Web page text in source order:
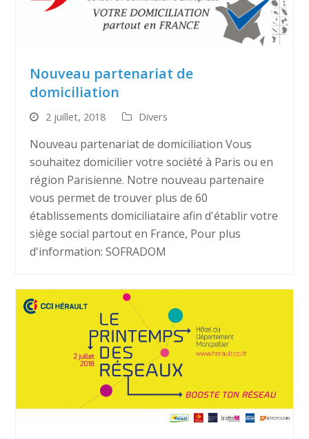
Nouveau partenariat de
domiciliation
2 juillet, 2018 Divers
Nouveau partenariat de domiciliation Vous
souhaitez domicilier votre société à Paris ou en
région Parisienne. Notre nouveau partenaire
vous permet de trouver plus de 60
établissements domiciliataire afin d'établir votre
siège social partout en France, Pour plus
d'information: SOFRADOM